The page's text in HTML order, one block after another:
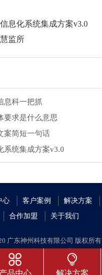
息化系统集成方案v3.0
监所
息科一把抓
要求是什么意思
案简短一句话
系统集成方案v3.0
心 客户案例 解决方案
合作加盟
关于我们
广东神州科技有限公司 版权所有
粤ICP备19059688号
粤公安网备案 44010402002077